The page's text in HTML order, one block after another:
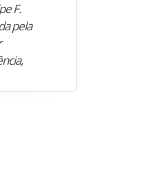
F.
pela